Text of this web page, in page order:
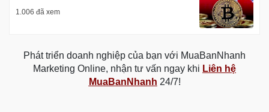
1.006 đã xem
Phát triển doanh nghiệp của bạn với MuaBanNhanh
Marketing Online, nhận tư vấn ngay khi Liên hệ
MuaBanNhanh 24/7!